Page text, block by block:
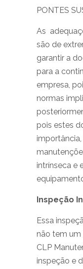
PONTES
As
são de
garantir a
para a
empresa,
normas
pois estes
intrínseca e
Inspeção
Essa
não tem um
CLP
inspeção e